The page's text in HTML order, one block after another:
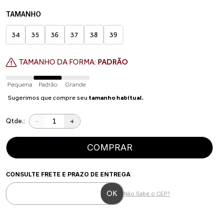
TAMANHO
34 35 36 37 38 39
TAMANHO DA FORMA: PADRÃO
Pequena Padrão
Grande
Sugerimos que compre seu tamanho habitual.
Qtde.: - +
COMPRAR
CONSULTE FRETE E PRAZO DE ENTREGA
Não Sabe o CEP?